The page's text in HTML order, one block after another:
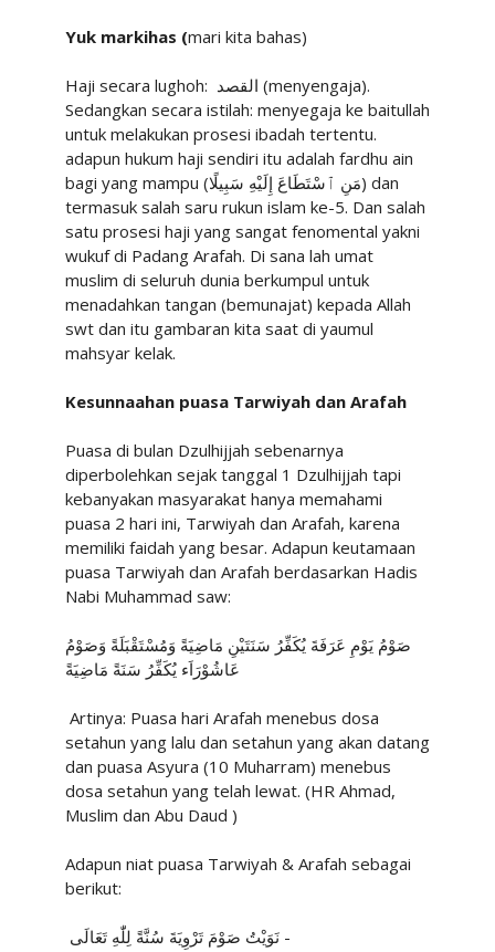
Yuk markihas (mari kita bahas)
Haji secara lughoh: القصد (menyengaja).
Sedangkan secara istilah: menyegaja ke baitullah
untuk melakukan prosesi ibadah tertentu.
adapun hukum haji sendiri itu adalah fardhu ain
bagi yang mampu (مَنِ ٱسْتَطَاعَ إِلَيْهِ سَبِيلًا) dan
termasuk salah saru rukun islam ke-5. Dan salah
satu prosesi haji yang sangat fenomental yakni
wukuf di Padang Arafah. Di sana lah umat
muslim di seluruh dunia berkumpul untuk
menadahkan tangan (bemunajat) kepada Allah
swt dan itu gambaran kita saat di yaumul
mahsyar kelak.
Kesunnaahan puasa Tarwiyah dan Arafah
Puasa di bulan Dzulhijjah sebenarnya
diperbolehkan sejak tanggal 1 Dzulhijjah tapi
kebanyakan masyarakat hanya memahami
puasa 2 hari ini, Tarwiyah dan Arafah, karena
memiliki faidah yang besar. Adapun keutamaan
puasa Tarwiyah dan Arafah berdasarkan Hadis
Nabi Muhammad saw:
صَوْمُ يَوْمِ عَرَفَةَ يُكَفِّرُ سَنَتَيْنِ مَاضِيَةً وَمُسْتَقْبَلَةً وَصَوْمُ
عَاشُوْرَاَء يُكَفِّرُ سَنَةً مَاضِيَةً
Artinya: Puasa hari Arafah menebus dosa
setahun yang lalu dan setahun yang akan datang
dan puasa Asyura (10 Muharram) menebus
dosa setahun yang telah lewat. (HR Ahmad,
Muslim dan Abu Daud )
Adapun niat puasa Tarwiyah & Arafah sebagai
berikut:
نَوَيْتُ صَوْمَ تَرْوِيَةَ سُنَّةً لِلّٰهِ تَعَالَى -